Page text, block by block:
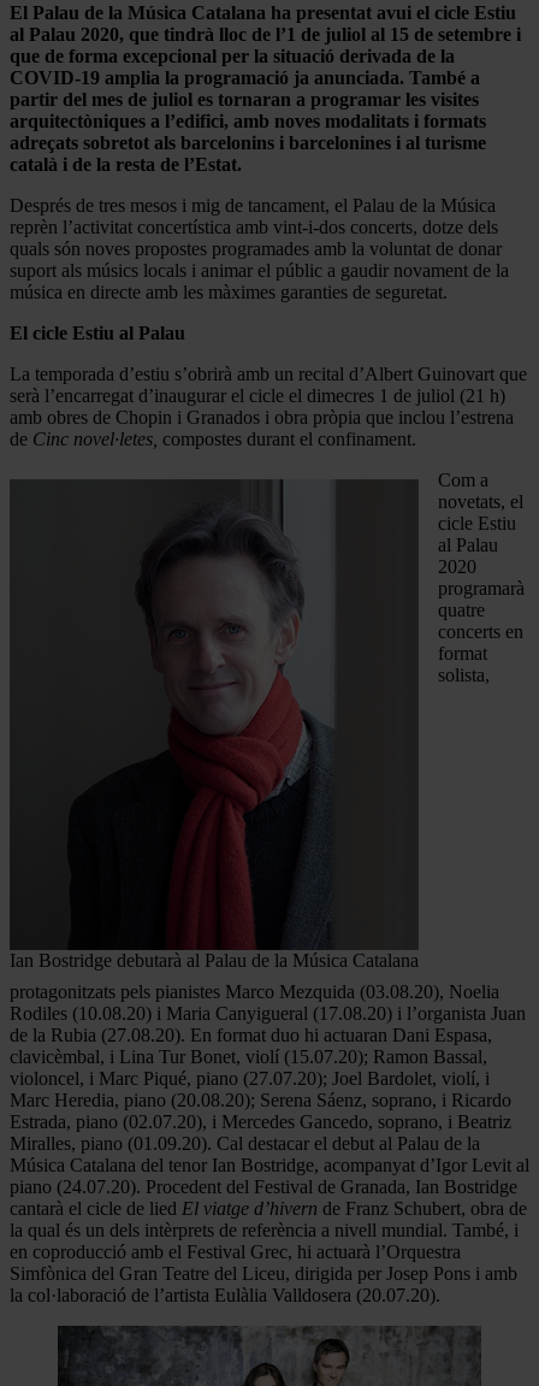
El Palau de la Música Catalana ha presentat avui el cicle Estiu
al Palau 2020, que tindrà lloc de l’1 de juliol al 15 de setembre i
que de forma excepcional per la situació derivada de la
COVID-19 amplia la programació ja anunciada. També a
partir del mes de juliol es tornaran a programar les visites
arquitectòniques a l’edifici, amb noves modalitats i formats
adreçats sobretot als barcelonins i barcelonines i al turisme
català i de la resta de l’Estat.
Després de tres mesos i mig de tancament, el Palau de la Música
reprèn l’activitat concertística amb vint-i-dos concerts, dotze dels
quals són noves propostes programades amb la voluntat de donar
suport als músics locals i animar el públic a gaudir novament de la
música en directe amb les màximes garanties de seguretat.
El cicle Estiu al Palau
La temporada d’estiu s’obrirà amb un recital d’Albert Guinovart que
serà l’encarregat d’inaugurar el cicle el dimecres 1 de juliol (21 h)
amb obres de Chopin i Granados i obra pròpia que inclou l’estrena
de Cinc novel·letes, compostes durant el confinament.
Ian Bostridge debutarà al Palau de la Música Catalana
Com a
novetats, el
cicle Estiu
al Palau
2020
programarà
quatre
concerts en
format
solista,
protagonitzats pels pianistes Marco Mezquida (03.08.20), Noelia
Rodiles (10.08.20) i Maria Canyigueral (17.08.20) i l’organista Juan
de la Rubia (27.08.20). En format duo hi actuaran Dani Espasa,
clavicèmbal, i Lina Tur Bonet, violí (15.07.20); Ramon Bassal,
violoncel, i Marc Piqué, piano (27.07.20); Joel Bardolet, violí, i
Marc Heredia, piano (20.08.20); Serena Sáenz, soprano, i Ricardo
Estrada, piano (02.07.20), i Mercedes Gancedo, soprano, i Beatriz
Miralles, piano (01.09.20). Cal destacar el debut al Palau de la
Música Catalana del tenor Ian Bostridge, acompanyat d’Igor Levit al
piano (24.07.20). Procedent del Festival de Granada, Ian Bostridge
cantarà el cicle de lied El viatge d’hivern de Franz Schubert, obra de
la qual és un dels intèrprets de referència a nivell mundial. També, i
en coproducció amb el Festival Grec, hi actuarà l’Orquestra
Simfònica del Gran Teatre del Liceu, dirigida per Josep Pons i amb
la col·laboració de l’artista Eulàlia Valldosera (20.07.20).